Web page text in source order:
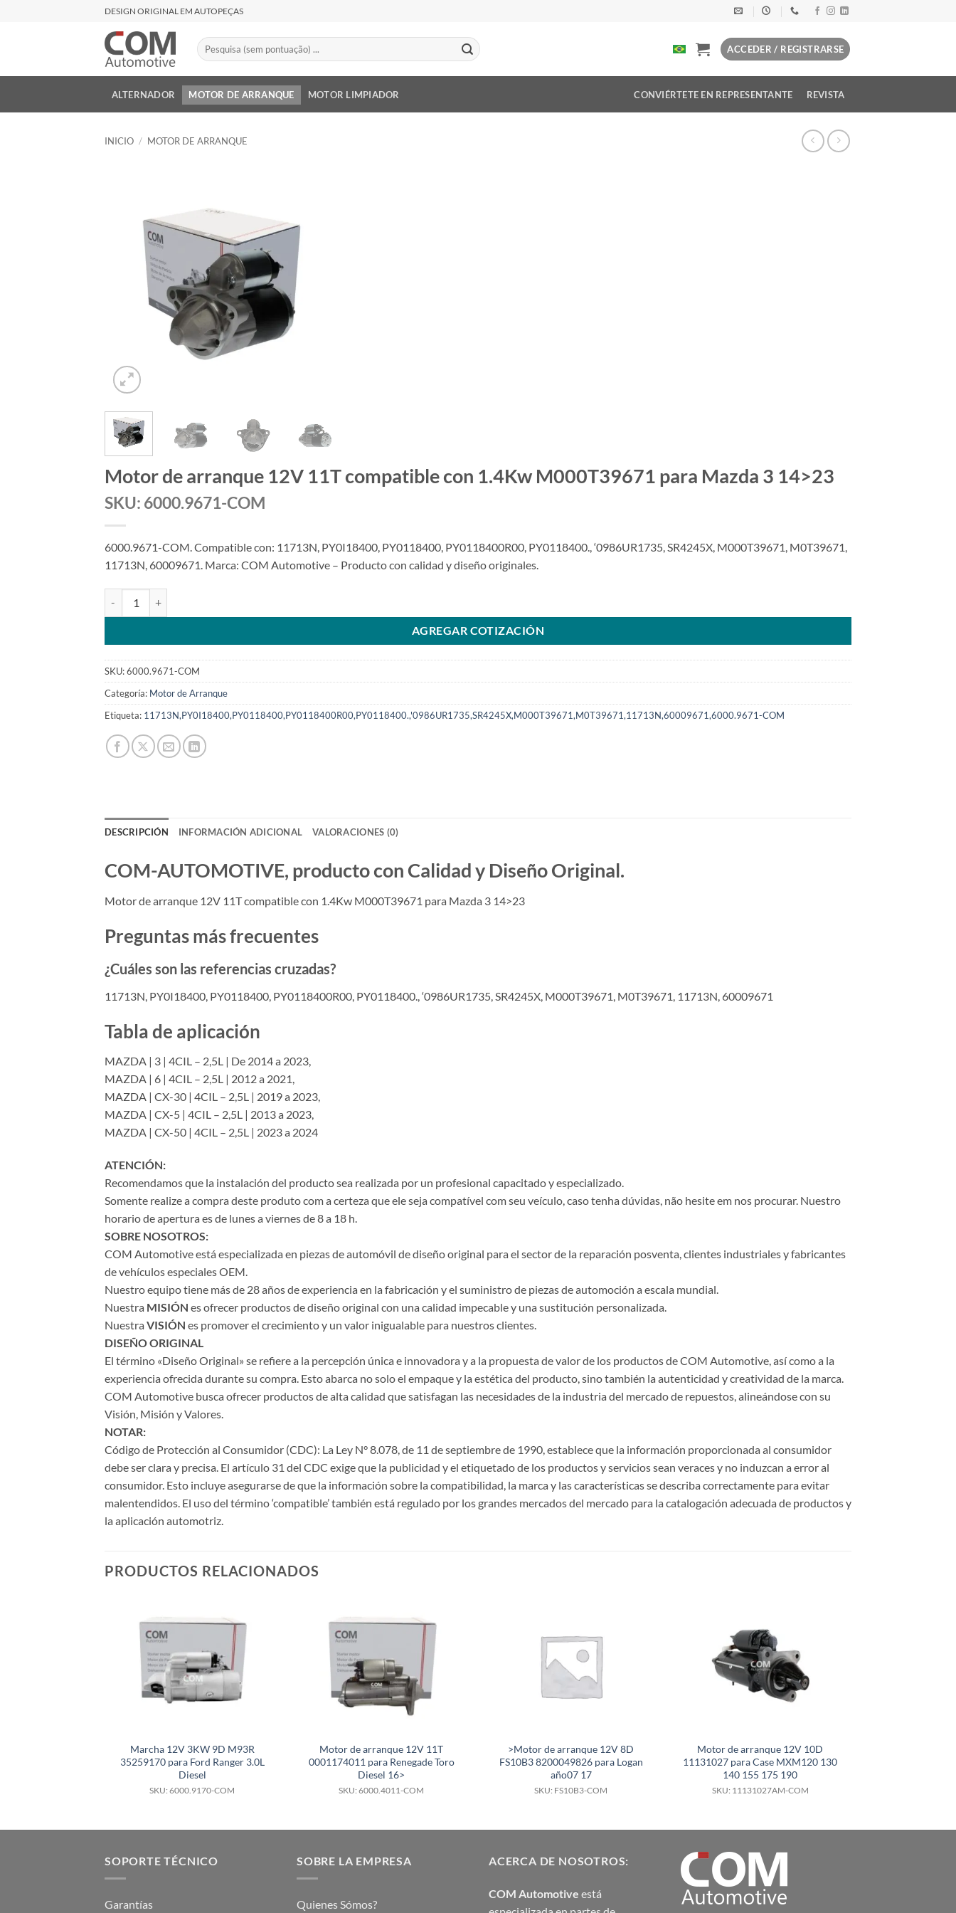
DESIGN ORIGINAL EM AUTOPEÇAS
Buscar
por:
ACCEDER / REGISTRARSE
ALTERNADOR MOTOR DE ARRANQUE MOTOR LIMPIADOR CONVIÉRTETE EN REPRESENTANTE REVISTA
INICIO / MOTOR DE ARRANQUE
Motor de arranque 12V 11T compatible con 1.4Kw M000T39671 para Mazda 3 14>23
SKU: 6000.9671-COM
6000.9671-COM. Compatible con: 11713N, PY0I18400, PY0118400, PY0118400R00, PY0118400., ‘0986UR1735, SR4245X, M000T39671, M0T39671,
11713N, 60009671. Marca: COM Automotive – Producto con calidad y diseño originales.
AGREGAR COTIZACIÓN
SKU:6000.9671-COM
Categoría: Motor de Arranque
Etiqueta: 11713N,PY0I18400,PY0118400,PY0118400R00,PY0118400.,'0986UR1735,SR4245X,M000T39671,M0T39671,11713N,60009671,6000.9671-COM
DESCRIPCIÓN INFORMACIÓN ADICIONAL VALORACIONES (0)
COM-AUTOMOTIVE, producto con Calidad y Diseño Original.
Motor de arranque 12V 11T compatible con 1.4Kw M000T39671 para Mazda 3 14>23
Preguntas más frecuentes
¿Cuáles son las referencias cruzadas?
11713N, PY0I18400, PY0118400, PY0118400R00, PY0118400., ‘0986UR1735, SR4245X, M000T39671, M0T39671, 11713N, 60009671
Tabla de aplicación
MAZDA | 3 | 4CIL – 2,5L | De 2014 a 2023,
MAZDA | 6 | 4CIL – 2,5L | 2012 a 2021,
MAZDA | CX-30 | 4CIL – 2,5L | 2019 a 2023,
MAZDA | CX-5 | 4CIL – 2,5L | 2013 a 2023,
MAZDA | CX-50 | 4CIL – 2,5L | 2023 a 2024
ATENCIÓN:
Recomendamos que la instalación del producto sea realizada por un profesional capacitado y especializado.
Somente realize a compra deste produto com a certeza que ele seja compatível com seu veículo, caso tenha dúvidas, não hesite em nos procurar. Nuestro
horario de apertura es de lunes a viernes de 8 a 18 h.
SOBRE NOSOTROS:
COM Automotive está especializada en piezas de automóvil de diseño original para el sector de la reparación posventa, clientes industriales y fabricantes
de vehículos especiales OEM.
Nuestro equipo tiene más de 28 años de experiencia en la fabricación y el suministro de piezas de automoción a escala mundial.
Nuestra MISIÓN es ofrecer productos de diseño original con una calidad impecable y una sustitución personalizada.
Nuestra VISIÓN es promover el crecimiento y un valor inigualable para nuestros clientes.
DISEÑO ORIGINAL
El término «Diseño Original» se refiere a la percepción única e innovadora y a la propuesta de valor de los productos de COM Automotive, así como a la
experiencia ofrecida durante su compra. Esto abarca no solo el empaque y la estética del producto, sino también la autenticidad y creatividad de la marca.
COM Automotive busca ofrecer productos de alta calidad que satisfagan las necesidades de la industria del mercado de repuestos, alineándose con su
Visión, Misión y Valores.
NOTAR:
Código de Protección al Consumidor (CDC): La Ley N° 8.078, de 11 de septiembre de 1990, establece que la información proporcionada al consumidor
debe ser clara y precisa. El artículo 31 del CDC exige que la publicidad y el etiquetado de los productos y servicios sean veraces y no induzcan a error al
consumidor. Esto incluye asegurarse de que la información sobre la compatibilidad, la marca y las características se describa correctamente para evitar
malentendidos. El uso del término ‘compatible’ también está regulado por los grandes mercados del mercado para la catalogación adecuada de productos y
la aplicación automotriz.
PRODUCTOS RELACIONADOS
Marcha 12V 3KW 9D M93R
35259170 para Ford Ranger 3.0L
Diesel
SKU: 6000.9170-COM
Motor de arranque 12V 11T
0001174011 para Renegade Toro
Diesel 16>
SKU: 6000.4011-COM
>Motor de arranque 12V 8D
FS10B3 8200049826 para Logan
año07 17
SKU: FS10B3-COM
Motor de arranque 12V 10D
11131027 para Case MXM120 130
140 155 175 190
SKU: 11131027AM-COM
SOPORTE TÉCNICO
Garantías
SOBRE LA EMPRESA
Quienes Sómos?
ACERCA DE NOSOTROS:
COM Automotive está